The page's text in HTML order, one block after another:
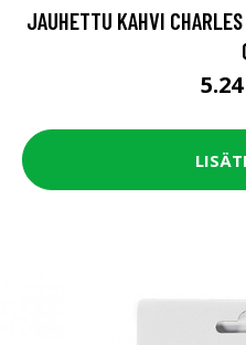
JAUHETTU KAHVI